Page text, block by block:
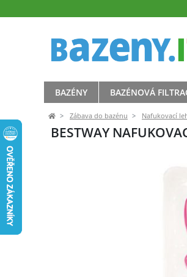
BAZÉNY BAZÉNOVÁ
Zábava do bazénu Nafukovací
BESTWAY